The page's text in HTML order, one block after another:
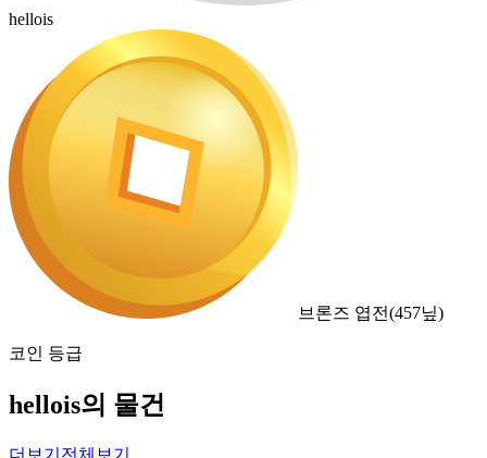
hellois
브론즈 엽전(457닢)
코인 등급
hellois의 물건
더보기 전체보기